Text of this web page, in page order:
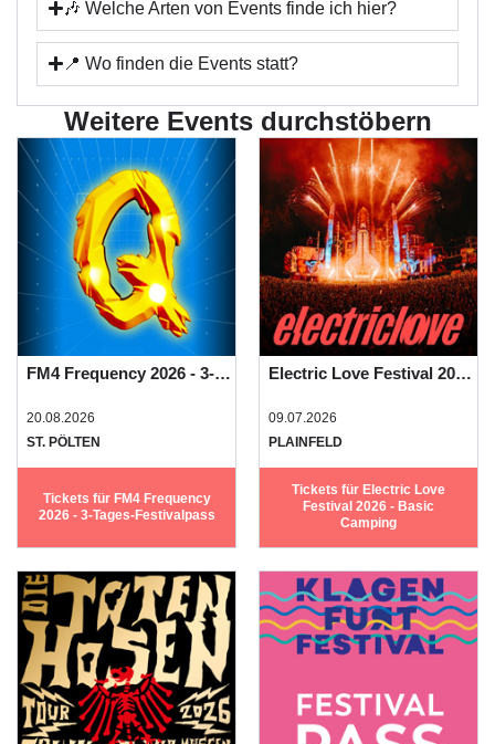
🎶 Welche Arten von Events finde ich hier?
📍 Wo finden die Events statt?
Weitere Events durchstöbern
FM4 Frequency 2026 - 3-Tages-Festivalpass
20.08.2026
ST. PÖLTEN
Tickets für FM4 Frequency
2026 - 3-Tages-Festivalpass
Electric Love Festival 2026 - Basic Camping
09.07.2026
PLAINFELD
Tickets für Electric Love
Festival 2026 - Basic
Camping